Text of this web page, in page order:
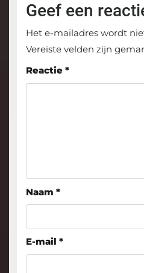
Geef een
Het e-mailadres wordt
Vereiste velden zijn
Reactie *
Naam *
E-mail *